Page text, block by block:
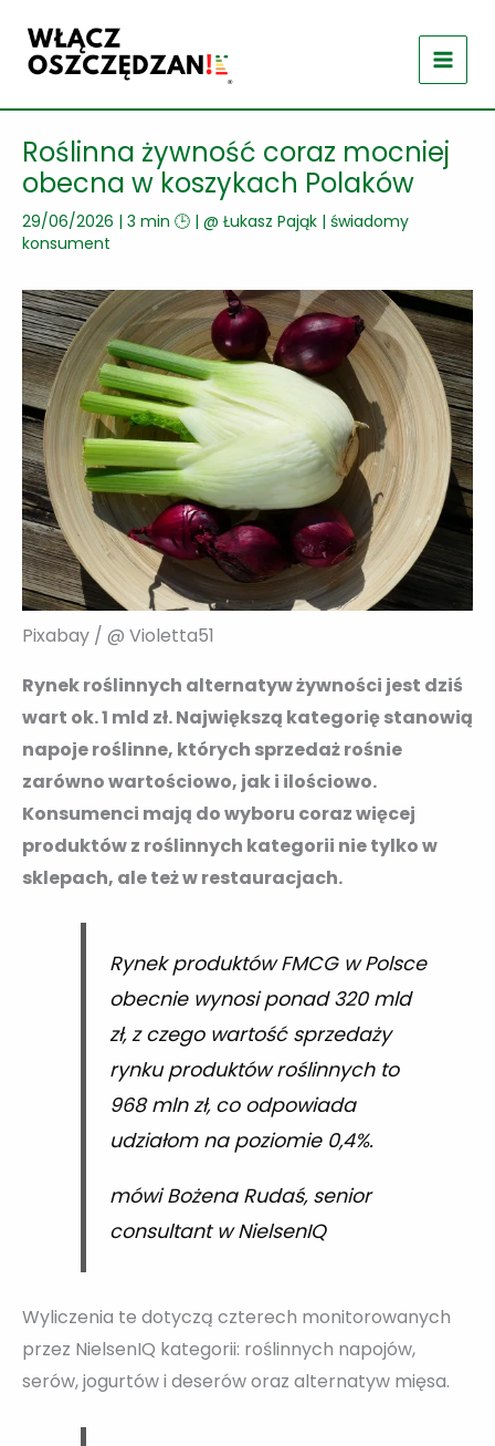
treści
Roślinna żywność coraz mocniej
obecna w koszykach Polaków
29/06/2026 | 3 min 🕒 | @ Łukasz Pająk | świadomy
konsument
Pixabay / @ Violetta51
Rynek roślinnych alternatyw żywności jest dziś
wart ok. 1 mld zł. Największą kategorię stanowią
napoje roślinne, których sprzedaż rośnie
zarówno wartościowo, jak i ilościowo.
Konsumenci mają do wyboru coraz więcej
produktów z roślinnych kategorii nie tylko w
sklepach, ale też w restauracjach.
Rynek produktów FMCG w Polsce
obecnie wynosi ponad 320 mld
zł, z czego wartość sprzedaży
rynku produktów roślinnych to
968 mln zł, co odpowiada
udziałom na poziomie 0,4%.
mówi Bożena Rudaś, senior
consultant w NielsenIQ
Wyliczenia te dotyczą czterech monitorowanych
przez NielsenIQ kategorii: roślinnych napojów,
serów, jogurtów i deserów oraz alternatyw mięsa.